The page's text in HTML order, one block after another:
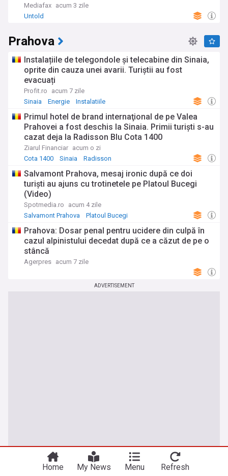
Mediafax acum 3 zile
Untold
Prahova
Instalațiile de telegondole și telecabine din Sinaia,
oprite din cauza unei avarii. Turiștii au fost
evacuați
Profit.ro
acum 7 zile
Sinaia
Energie Instalatiile
​Primul hotel de brand internaţional de pe Valea
Prahovei a fost deschis la Sinaia. Primii turişti s-au
cazat deja la Radisson Blu Cota 1400
Ziarul Financiar acum o zi
Cota 1400
Sinaia Radisson
Salvamont Prahova, mesaj ironic după ce doi
turiști au ajuns cu trotinetele pe Platoul Bucegi
(Video)
Spotmedia.ro
acum 4 zile
Salvamont Prahova
Platoul Bucegi
Prahova: Dosar penal pentru ucidere din culpă în
cazul alpinistului decedat după ce a căzut de pe o
stâncă
Agerpres acum 7 zile
ADVERTISEMENT
Home My News Menu Refresh